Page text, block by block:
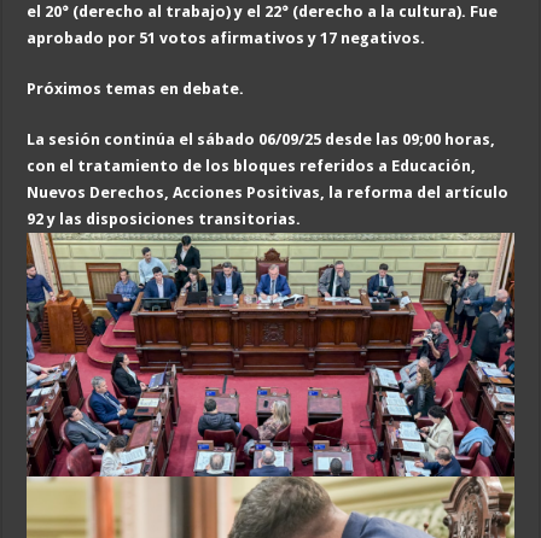
el 20° (derecho al trabajo) y el 22° (derecho a la cultura). Fue
aprobado por 51 votos afirmativos y 17 negativos.
Próximos temas en debate.
La sesión continúa el sábado 06/09/25 desde las 09;00 horas,
con el tratamiento de los bloques referidos a Educación,
Nuevos Derechos, Acciones Positivas, la reforma del artículo
92 y las disposiciones transitorias.